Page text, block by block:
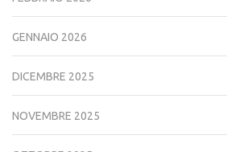
GENNAIO 2026
DICEMBRE 2025
NOVEMBRE 2025